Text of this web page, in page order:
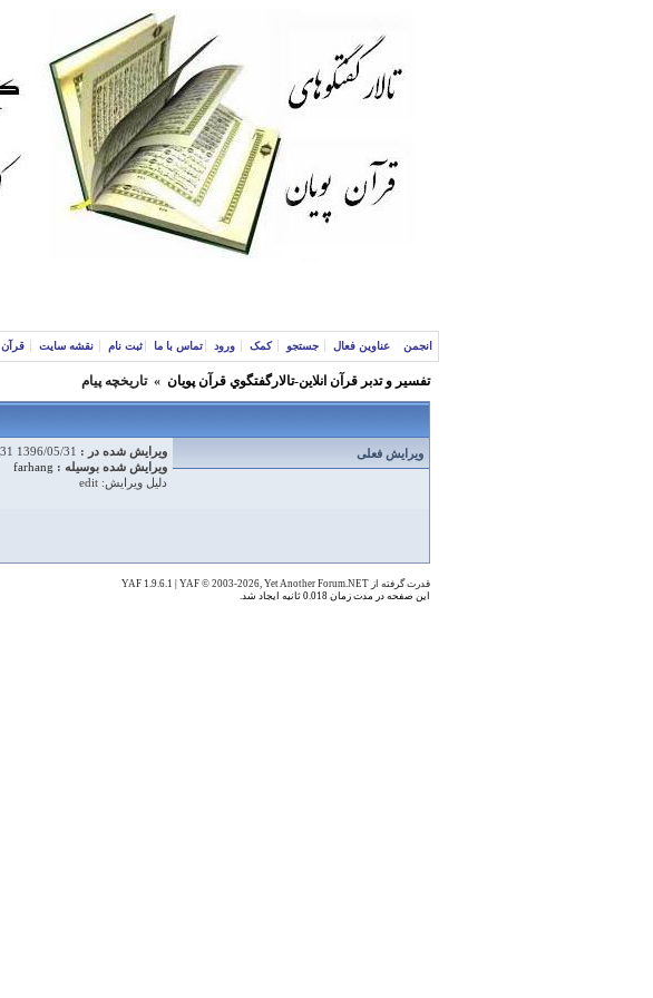
انجمن عناوین فعال جستجو کمک ورود تماس با ما ثبت نام نقشه سایت قرآن
تفسير و‌ تدبر قرآن انلاين-تالارگفتگوي قرآن پویان » تاریخچه پیام
ویرایش فعلی ویرایش شده در : 1396/05/31 09:27:31 ق.ظ
ویرایش شده بوسیله : farhang
دلیل ویرایش: edit
قدرت گرفته از YAF 1.9.6.1 YAF © 2003-2026, Yet Another Forum.NET
این صفحه در مدت زمان 0.018 ثانیه ایجاد شد.